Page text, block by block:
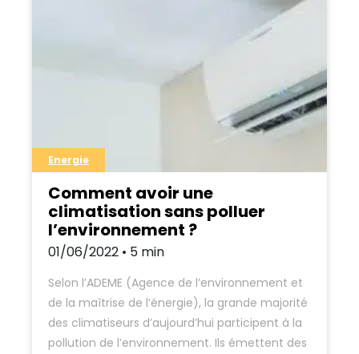
Comment avoir une
climatisation sans polluer
l’environnement ?
Energie
01/06/2022 • 5 min
Selon l’ADEME (Agence de l’environnement et
de la maîtrise de l’énergie), la grande majorité
des climatiseurs d’aujourd’hui participent à la
pollution de l’environnement. Ils émettent des